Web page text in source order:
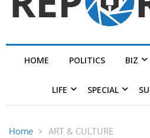
HOME POLITICS BIZ
LIFE SPECIAL
Home ART & CULTURE